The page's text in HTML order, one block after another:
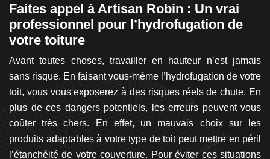
Faites appel à Artisan Robin : Un vrai
professionnel pour l’hydrofugation de
votre toiture
Avant toutes choses, travailler en hauteur n’est jamais
sans risque. En faisant vous-même l’hydrofugation de votre
toit, vous vous exposerez à des risques réels de chute. En
plus de ces dangers potentiels, les erreurs peuvent vous
coûter très chers. En effet, un mauvais choix sur les
produits adaptables à votre type de toit peut mettre en péril
l’étanchéité de votre couverture. Pour éviter ces situations